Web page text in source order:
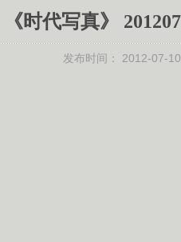
《时代写真》
发布时间： 2012-07-